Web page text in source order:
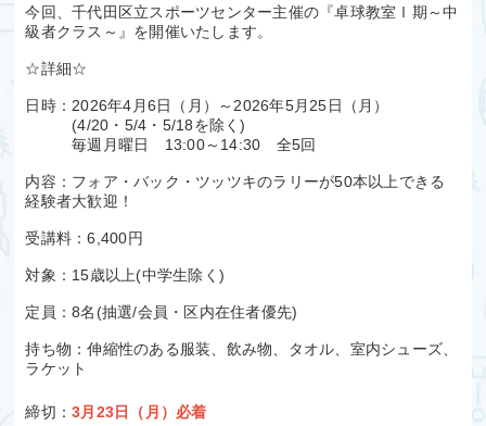
今回、千代田区立スポーツセンター主催の『卓球教室Ⅰ期～中
級者クラス～』を開催いたします。
☆詳細☆
日時：2026年4月6日（月）～2026年5月25日（月）
(4/20・5/4・5/18を除く)
毎週月曜日 13:00～14:30 全5回
内容：フォア・バック・ツッツキのラリーが50本以上できる
経験者大歓迎！
受講料：6,400円
対象：15歳以上(中学生除く)
定員：8名(抽選/会員・区内在住者優先)
持ち物：伸縮性のある服装、飲み物、タオル、室内シューズ、
ラケット
締切：3月23日（月）必着